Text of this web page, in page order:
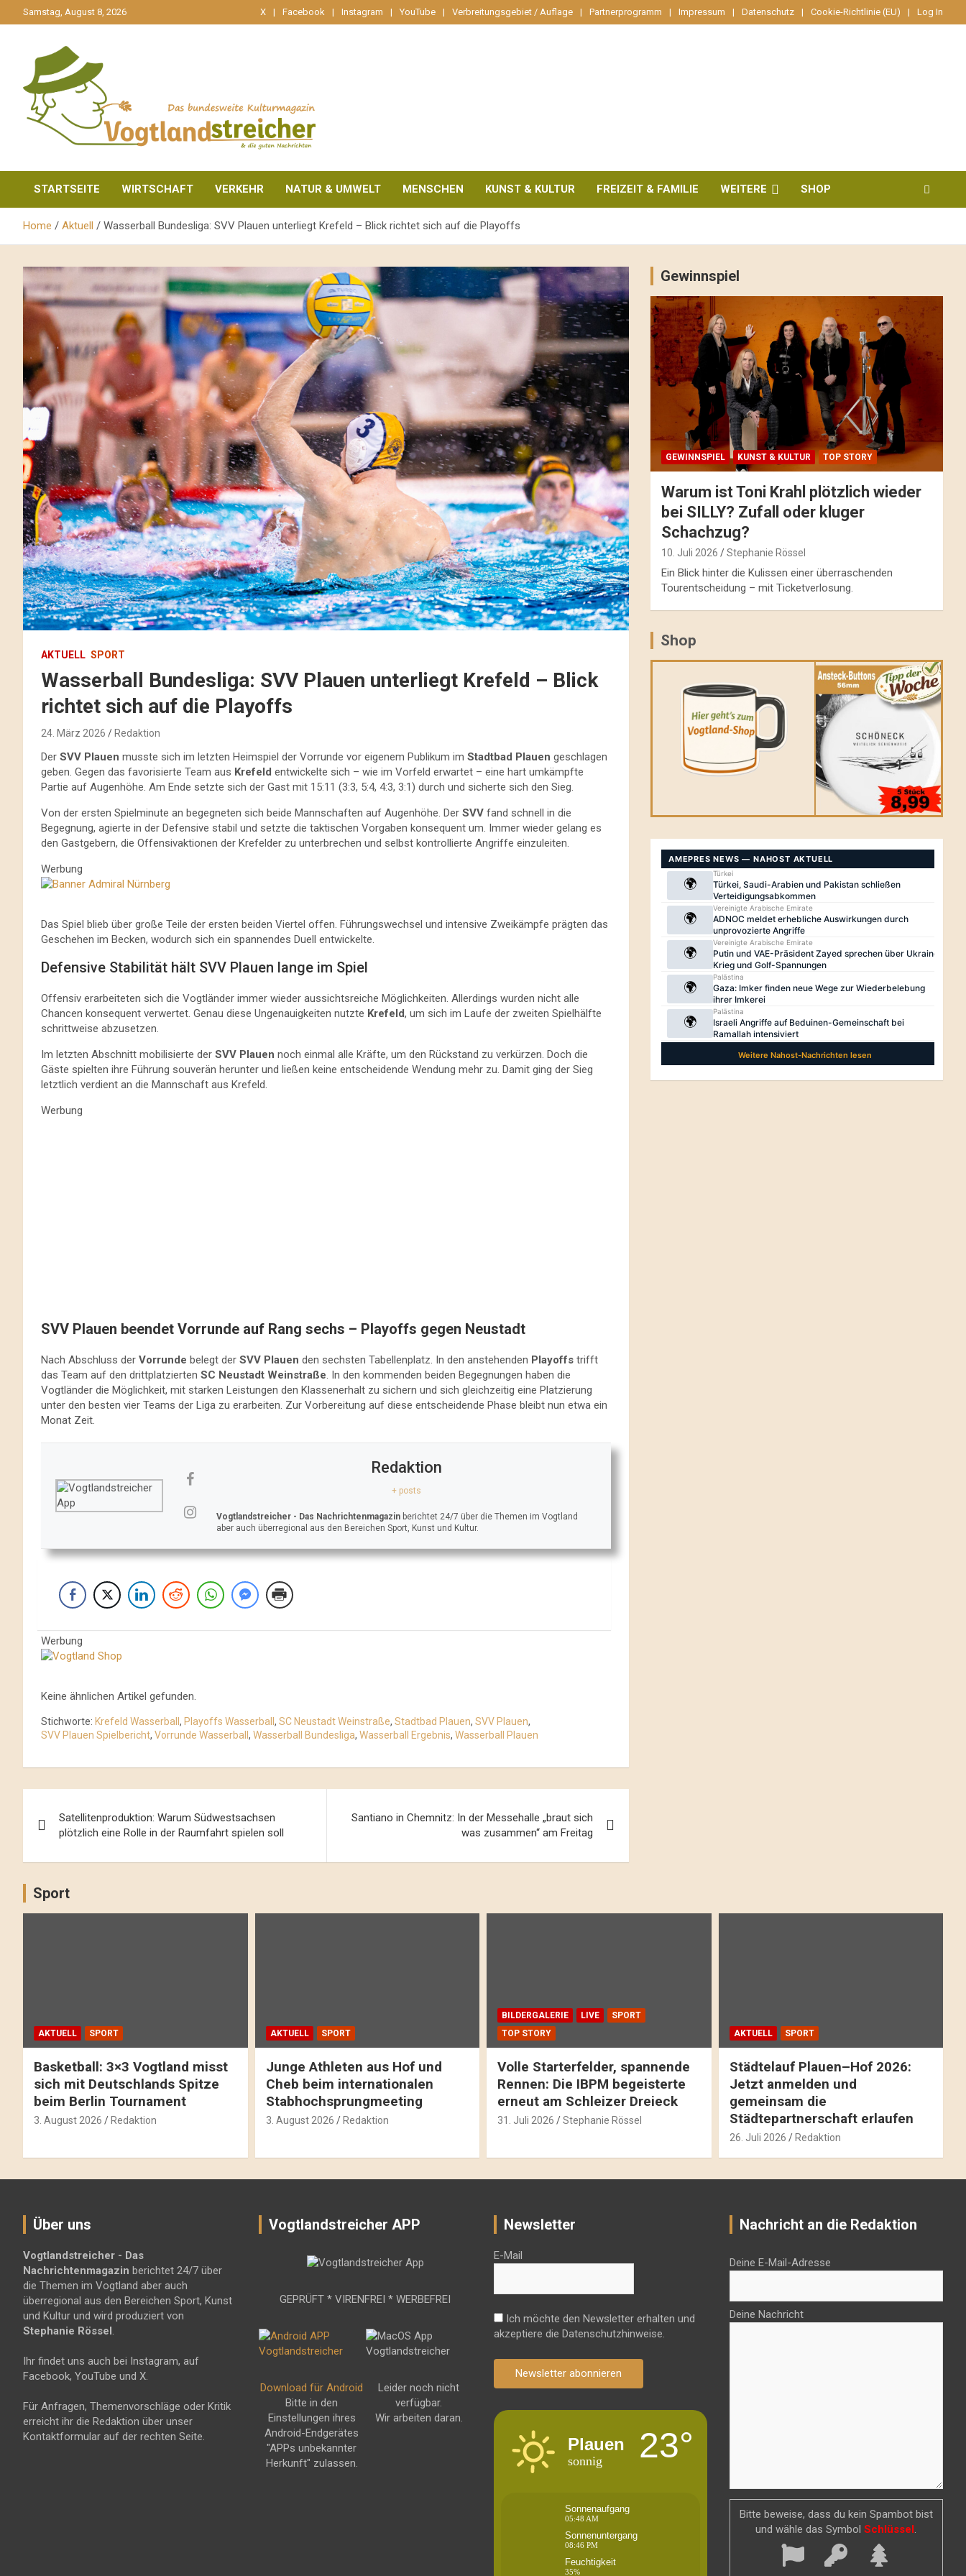
zum
Samstag, August 8, 2026 X Facebook Instagram YouTube Verbreitungsgebiet / Auflage Partnerprogramm Impressum Datenschutz Cookie-Richtlinie (EU) Log In
Vogtlandstreicher
STARTSEITE WIRTSCHAFT VERKEHR NATUR & UMWELT MENSCHEN KUNST & KULTUR FREIZEIT & FAMILIE WEITERE SHOP
Home Aktuell Wasserball Bundesliga: SVV Plauen unterliegt Krefeld – Blick richtet sich auf die Playoffs
AKTUELL SPORT
Wasserball Bundesliga: SVV Plauen unterliegt Krefeld – Blick
richtet sich auf die Playoffs
24. März 2026 Redaktion
Der SVV Plauen musste sich im letzten Heimspiel der Vorrunde vor eigenem Publikum im Stadtbad Plauen geschlagen
geben. Gegen das favorisierte Team aus Krefeld entwickelte sich – wie im Vorfeld erwartet – eine hart umkämpfte
Partie auf Augenhöhe. Am Ende setzte sich der Gast mit 15:11 (3:3, 5:4, 4:3, 3:1) durch und sicherte sich den Sieg.
Von der ersten Spielminute an begegneten sich beide Mannschaften auf Augenhöhe. Der SVV fand schnell in die
Begegnung, agierte in der Defensive stabil und setzte die taktischen Vorgaben konsequent um. Immer wieder gelang es
den Gastgebern, die Offensivaktionen der Krefelder zu unterbrechen und selbst kontrollierte Angriffe einzuleiten.
Werbung
Das Spiel blieb über große Teile der ersten beiden Viertel offen. Führungswechsel und intensive Zweikämpfe prägten das
Geschehen im Becken, wodurch sich ein spannendes Duell entwickelte.
Defensive Stabilität hält SVV Plauen lange im Spiel
Offensiv erarbeiteten sich die Vogtländer immer wieder aussichtsreiche Möglichkeiten. Allerdings wurden nicht alle
Chancen konsequent verwertet. Genau diese Ungenauigkeiten nutzte Krefeld, um sich im Laufe der zweiten Spielhälfte
schrittweise abzusetzen.
Im letzten Abschnitt mobilisierte der SVV Plauen noch einmal alle Kräfte, um den Rückstand zu verkürzen. Doch die
Gäste spielten ihre Führung souverän herunter und ließen keine entscheidende Wendung mehr zu. Damit ging der Sieg
letztlich verdient an die Mannschaft aus Krefeld.
Werbung
SVV Plauen beendet Vorrunde auf Rang sechs – Playoffs gegen Neustadt
Nach Abschluss der Vorrunde belegt der SVV Plauen den sechsten Tabellenplatz. In den anstehenden Playoffs trifft
das Team auf den drittplatzierten SC Neustadt Weinstraße . In den kommenden beiden Begegnungen haben die
Vogtländer die Möglichkeit, mit starken Leistungen den Klassenerhalt zu sichern und sich gleichzeitig eine Platzierung
unter den besten vier Teams der Liga zu erarbeiten. Zur Vorbereitung auf diese entscheidende Phase bleibt nun etwa ein
Monat Zeit.
Redaktion
+ posts
Vogtlandstreicher - Das Nachrichtenmagazin berichtet 24/7 über die Themen im Vogtland
aber auch überregional aus den Bereichen Sport, Kunst und Kultur.
Werbung
Keine ähnlichen Artikel gefunden.
Stichworte: Krefeld Wasserball, Playoffs Wasserball, SC Neustadt Weinstraße, Stadtbad Plauen, SVV Plauen,
SVV Plauen Spielbericht, Vorrunde Wasserball, Wasserball Bundesliga, Wasserball Ergebnis, Wasserball Plauen
Navigation
Satellitenproduktion: Warum Südwestsachsen
plötzlich eine Rolle in der Raumfahrt spielen soll
Santiano in Chemnitz: In der Messehalle „braut sich
was zusammen“ am Freitag
Gewinnspiel
GEWINNSPIEL KUNST & KULTUR TOP STORY
Warum ist Toni Krahl plötzlich wieder
bei SILLY? Zufall oder kluger
Schachzug?
10. Juli 2026 Stephanie Rössel
Ein Blick hinter die Kulissen einer überraschenden
Tourentscheidung – mit Ticketverlosung.
Shop
Sport
AKTUELL SPORT
Basketball: 3×3 Vogtland misst
sich mit Deutschlands Spitze
beim Berlin Tournament
3. August 2026 Redaktion
AKTUELL SPORT
Junge Athleten aus Hof und
Cheb beim internationalen
Stabhochsprungmeeting
3. August 2026 Redaktion
BILDERGALERIE LIVE
SPORT
TOP STORY
Volle Starterfelder, spannende
Rennen: Die IBPM begeisterte
erneut am Schleizer Dreieck
31. Juli 2026 Stephanie Rössel
AKTUELL SPORT
Städtelauf Plauen–Hof 2026:
Jetzt anmelden und
gemeinsam die
Städtepartnerschaft erlaufen
26. Juli 2026 Redaktion
Über uns
Vogtlandstreicher - Das
Nachrichtenmagazin berichtet 24/7 über
die Themen im Vogtland aber auch
überregional aus den Bereichen Sport, Kunst
und Kultur und wird produziert von
Stephanie Rössel.
Ihr findet uns auch bei Instagram, auf
Facebook, YouTube und X.
Für Anfragen, Themenvorschläge oder Kritik
erreicht ihr die Redaktion über unser
Kontaktformular auf der rechten Seite.
Vogtlandstreicher APP
GEPRÜFT * VIRENFREI * WERBEFREI
Download für Android
Bitte in den
Einstellungen ihres
Android-Endgerätes
"APPs unbekannter
Herkunft" zulassen.
Leider noch nicht
verfügbar.
Wir arbeiten daran.
Newsletter
E-Mail
Ich möchte den Newsletter erhalten und
akzeptiere die Datenschutzhinweise.
Newsletter abonnieren
Plauen
sonnig 23°
Sonnenaufgang
05:48 AM
Sonnenuntergang
08:46 PM
Feuchtigkeit
35%
Nachricht an die Redaktion
Deine E-Mail-Adresse
Deine Nachricht
Bitte beweise, dass du kein Spambot bist
und wähle das Symbol Schlüssel.